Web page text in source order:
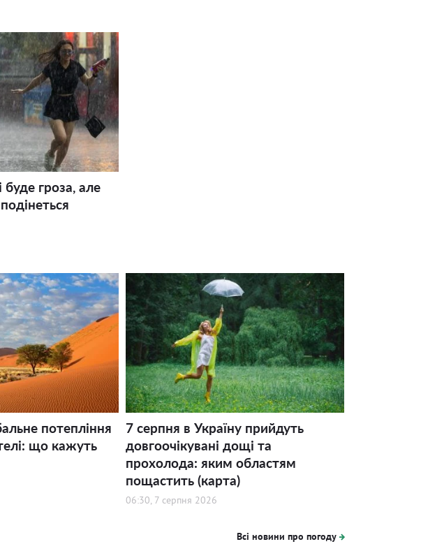
буде гроза, але
потепління
що кажуть
7 серпня в Україну прийдуть
довгоочікувані дощі та
прохолода: яким областям
пощастить (карта)
06:30, 7 серпня 2026
Всі новини про погоду